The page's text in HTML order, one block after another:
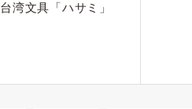
湾文具「ハサミ」